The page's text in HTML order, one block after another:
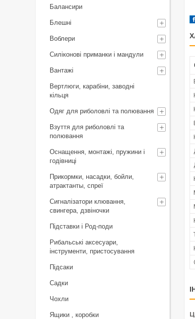
Балансири
Блешні
Воблери
Силіконові приманки і мандули
Вантажі
Вертлюги, карабіни, заводні
кільця
Одяг для риболовлі та полювання
Взуття для риболовлі та
полювання
Оснащення, монтажі, пружини і
годівниці
Прикормки, насадки, бойли,
атрактанты, спреї
Сигналізатори клювання,
свингера, дзвіночки
Підставки і Род-поди
Рибальські аксесуари,
інструменти, пристосування
Підсаки
Садки
Чохли
Ящики , коробки